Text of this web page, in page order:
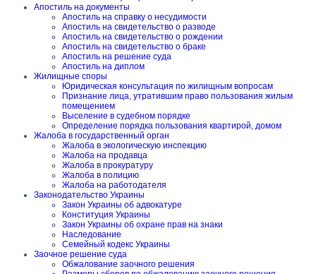
Апостиль на документы
Апостиль на справку о несудимости
Апостиль на свидетельство о разводе
Апостиль на свидетельство о рождении
Апостиль на свидетельство о браке
Апостиль на решение суда
Апостиль на диплом
Жилищные споры
Юридическая консультация по жилищным вопросам
Признание лица, утратившим право пользования жилым
помещением
Выселение в судебном порядке
Определение порядка пользования квартирой, домом
Жалоба в государственный орган
Жалоба в экологическую инспекцию
Жалоба на продавца
Жалоба в прокуратуру
Жалоба в полицию
Жалоба на работодателя
Законодательство Украины
Закон Украины об адвокатуре
Конституция Украины
Закон Украины об охране прав на знаки
Наследование
Семейный кодекс Украины
Заочное решение суда
Обжалование заочного решения